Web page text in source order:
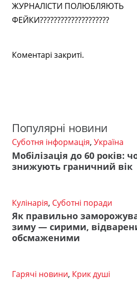
ЖУРНАЛІСТИ ПОЛЮБЛЯЮТЬ
ФЕЙКИ????????????????????
Коментарі закриті.
Популярні новини
Суботня інформація, Україна
Мобілізація до 60 років:
знижують граничний вік
Кулінарія, Суботні поради
Як правильно
зиму — сирими,
обсмаженими
Гарячі новини, Крик душі